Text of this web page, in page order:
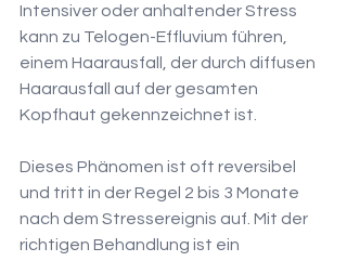
Intensiver oder anhaltender Stress
kann zu Telogen-Effluvium führen,
einem Haarausfall, der durch diffusen
Haarausfall auf der gesamten
Kopfhaut gekennzeichnet ist.
Dieses Phänomen ist oft reversibel
und tritt in der Regel 2 bis 3 Monate
nach dem Stressereignis auf. Mit der
richtigen Behandlung ist ein